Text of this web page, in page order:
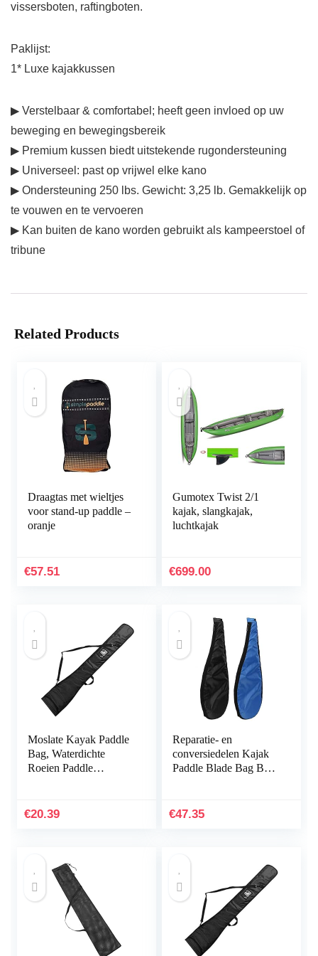
vissersboten, raftingboten.
Paklijst:
1* Luxe kajakkussen
▶ Verstelbaar & comfortabel; heeft geen invloed op uw
beweging en bewegingsbereik
▶ Premium kussen biedt uitstekende rugondersteuning
▶ Universeel: past op vrijwel elke kano
▶ Ondersteuning 250 lbs. Gewicht: 3,25 lb. Gemakkelijk op
te vouwen en te vervoeren
▶ Kan buiten de kano worden gebruikt als kampeerstoel of
tribune
Related Products
Draagtas met wieltjes
voor stand-up paddle –
oranje
€57.51
Gumotex Twist 2/1
kajak, slangkajak,
luchtkajak
€699.00
Moslate Kayak Paddle
Bag, Waterdichte
Roeien Paddle
Shaft Kano Paddles
€20.39
Reparatie- en
conversiedelen Kajak
Paddle Blade Bag Boot
Storage Wordt
€47.35